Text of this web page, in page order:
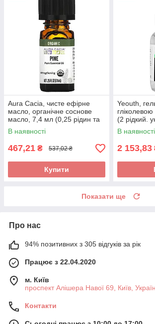
Aura Cacia, чисте ефірне
масло, органічне соснове
масло, 7,4 мл (0,25 рідин та
си. унції), оригінал
В наявності
467,21 ₴ 537,02 ₴
Купити
Yeouth,
(2 рідкий.
оригінал
В наявності
2 153,83
Показати ще
Про нас
94% позитивних з 305 відгуків за рік
Працює з 22.04.2020
м. Київ
проспект Алішера Навої 69, Київ,
Контакти